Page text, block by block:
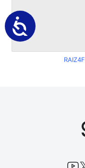
RAIZ4F